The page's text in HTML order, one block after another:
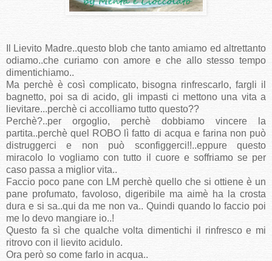
Il Lievito Madre..questo blob che tanto amiamo ed altrettanto
odiamo..che curiamo con amore e che allo stesso tempo
dimentichiamo..
Ma perchè è così complicato, bisogna rinfrescarlo, fargli il
bagnetto, poi sa di acido, gli impasti ci mettono una vita a
lievitare...perchè ci accolliamo tutto questo??
Perchè?..per orgoglio, perchè dobbiamo vincere la
partita..perchè quel ROBO lì fatto di acqua e farina non può
distruggerci e non può sconfiggerci!!..eppure questo
miracolo lo vogliamo con tutto il cuore e soffriamo se per
caso passa a miglior vita..
Faccio poco pane con LM perchè quello che si ottiene è un
pane profumato, favoloso, digeribile ma aimè ha la crosta
dura e si sa..qui da me non va.. Quindi quando lo faccio poi
me lo devo mangiare io..!
Questo fa sì che qualche volta dimentichi il rinfresco e mi
ritrovo con il lievito acidulo.
Ora però so come farlo in acqua..